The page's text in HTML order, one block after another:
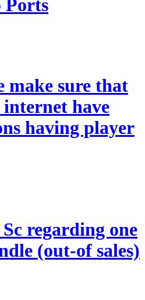
Ports
make sure that
internet have
having player
regarding one
(out-of sales)